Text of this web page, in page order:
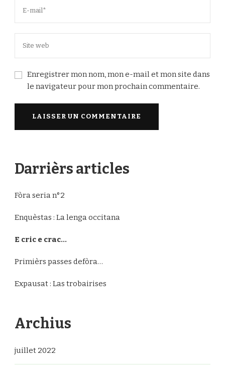
Enregistrer mon nom, mon e-mail et mon site dans
le navigateur pour mon prochain commentaire.
Darrièrs articles
Fòra seria n°2
Enquèstas : La lenga occitana
E cric e crac…
Primièrs passes defòra…
Expausat : Las trobairises
Archius
juillet 2022